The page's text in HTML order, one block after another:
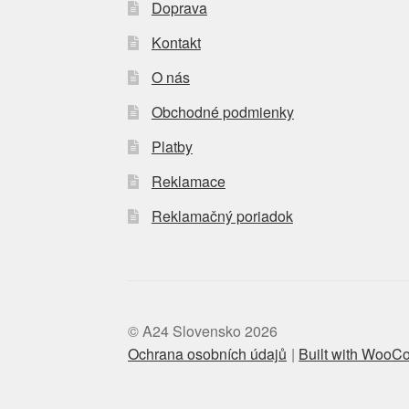
Doprava
Kontakt
O nás
Obchodné podmienky
Platby
Reklamace
Reklamačný poriadok
© A24 Slovensko 2026
Ochrana osobních údajů
Built with